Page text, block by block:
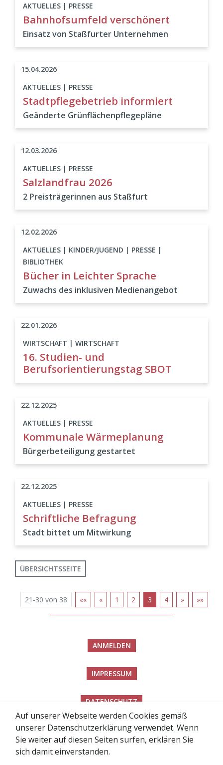
Auf unserer Webseite werden Cookies gemäß
unserer Datenschutzerklärung verwendet. Wenn
Sie weiter auf diesen Seiten surfen, erklären Sie
sich damit einverstanden.
AKTUELLES | PRESSE
Bahnhofsumfeld verschönert
Einsatz von Staßfurter Unternehmen
AKTUELLES | PRESSE
Stadtpflegebetrieb informiert
Geänderte Grünflächenpflegepläne
15.04.2026
AKTUELLES | PRESSE
Salzlandfrau 2026
2 Preisträgerinnen aus Staßfurt
12.03.2026
AKTUELLES | KINDER/JUGEND | PRESSE |
BIBLIOTHEK
Bücher in Leichter Sprache
Zuwachs des inklusiven Medienangebot
12.02.2026
WIRTSCHAFT | WIRTSCHAFT
16. Studien- und
Berufsorientierungstag SBOT
22.01.2026
AKTUELLES | PRESSE
Kommunale Wärmeplanung
Bürgerbeteiligung gestartet
22.12.2025
AKTUELLES | PRESSE
Schriftliche Befragung
Stadt bittet um Mitwirkung
22.12.2025
ÜBERSICHTSSEITE
21-30 von 38 «« « 1 2 3 4 » »»
ANMELDEN
IMPRESSUM
DATENSCHUTZ
BARRIEREFREIHEITSERKLÄRUNG
SITEMAP